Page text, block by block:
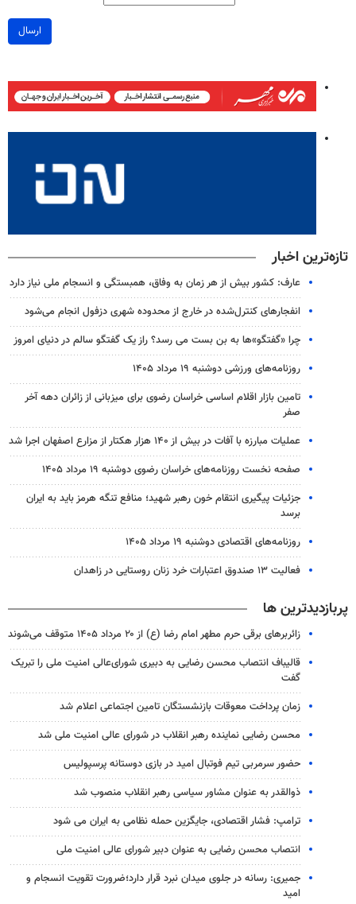
ارسال
تازه‌ترین اخبار
عارف: کشور بیش از هر زمان به وفاق، همبستگی و انسجام ملی نیاز دارد
انفجارهای کنترل‌شده در خارج از محدوده شهری دزفول انجام می‌شود
چرا «گفتگو»ها به بن بست می رسد؟ راز یک گفتگو سالم در دنیای امروز
روزنامه‌های ورزشی دوشنبه ۱۹ مرداد ۱۴۰۵
تامین بازار اقلام اساسی خراسان رضوی برای میزبانی از زائران دهه آخر
صفر
عملیات مبارزه با آفات در بیش از ۱۴۰ هزار هکتار از مزارع اصفهان اجرا شد
صفحه نخست روزنامه‌های خراسان رضوی دوشنبه ۱۹ مرداد ۱۴۰۵
جزئیات پیگیری انتقام خون رهبر شهید؛ منافع تنگه هرمز باید به ایران
برسد
روزنامه‌های اقتصادی دوشنبه ۱۹ مرداد ۱۴۰۵
فعالیت ۱۳ صندوق اعتبارات خرد زنان روستایی در زاهدان
پربازدیدترین ها
زائربرهای برقی حرم مطهر امام رضا (ع) از ۲۰ مرداد ۱۴۰۵ متوقف می‌شوند
قالیباف انتصاب محسن رضایی به دبیری شورای‌عالی امنیت ملی را تبریک
گفت
زمان پرداخت معوقات بازنشستگان تامین اجتماعی اعلام شد
محسن رضایی نماینده رهبر انقلاب در شورای عالی امنیت ملی شد
حضور سرمربی تیم فوتبال امید در بازی دوستانه پرسپولیس
ذوالقدر به عنوان مشاور سیاسی رهبر انقلاب منصوب شد
ترامپ: فشار اقتصادی، جایگزین حمله نظامی به ایران می شود
انتصاب محسن رضایی به عنوان دبیر شورای عالی امنیت ملی
جمیری: رسانه‌ در جلوی میدان نبرد قرار دارد؛ضرورت تقویت انسجام و
امید